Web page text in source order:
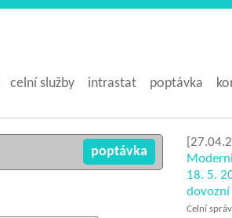
celní služby intrastat poptávka
poptávka
18. 5.
dovozní
Celní